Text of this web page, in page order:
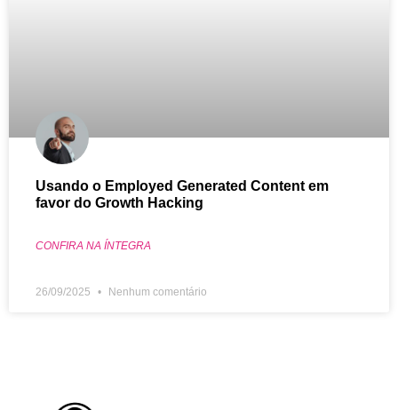
Usando o Employed Generated Content em
favor do Growth Hacking
CONFIRA NA ÍNTEGRA
26/09/2025 Nenhum comentário